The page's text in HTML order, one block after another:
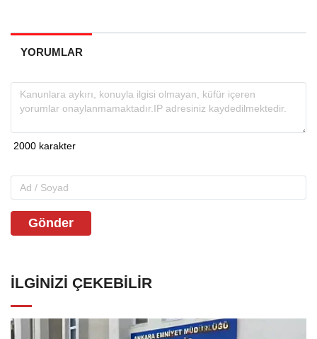
YORUMLAR
Gönder
İLGINIZI ÇEKEBILIR